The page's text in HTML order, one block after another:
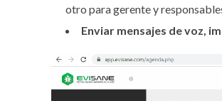
otro para gerente y
Enviar mensajes de voz,